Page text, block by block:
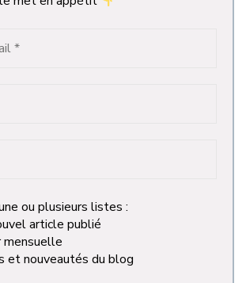
ou plusieurs listes :
article publié
et nouveautés du blog